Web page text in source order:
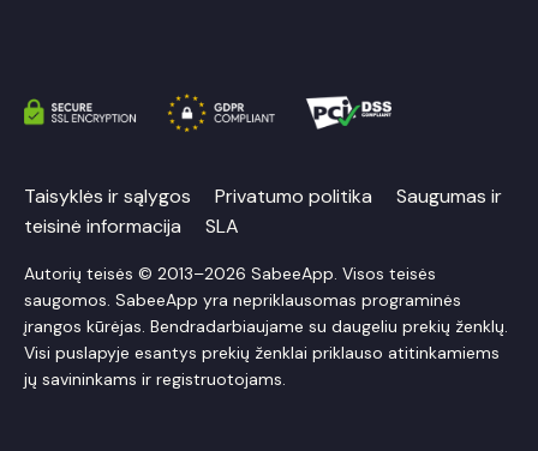
Taisyklės ir sąlygos Privatumo politika
Saugumas ir
teisinė informacija
SLA
Autorių teisės © 2013–2026 SabeeApp. Visos teisės
saugomos. SabeeApp yra nepriklausomas programinės
įrangos kūrėjas. Bendradarbiaujame su daugeliu prekių ženklų.
Visi puslapyje esantys prekių ženklai priklauso atitinkamiems
jų savininkams ir registruotojams.